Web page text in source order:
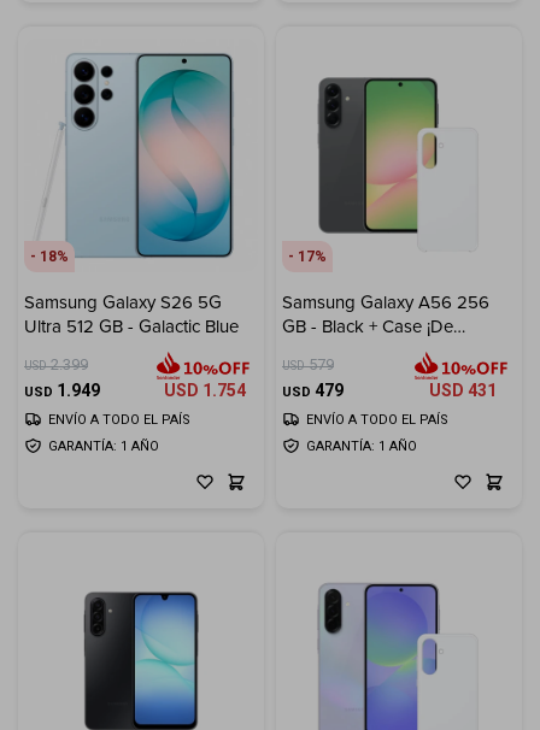
18
Samsung Galaxy S26 5G
Ultra 512 GB - Galactic Blue
USD 2.399
USD 1.949 USD 1.754
GARANTÍA: 1 AÑO
ENVÍO A TODO EL PAÍS
17
Samsung Galaxy A56 256
GB - Black + Case ¡De
USD 579
USD 479 USD 431
GARANTÍA: 1 AÑO
ENVÍO A TODO EL PAÍS